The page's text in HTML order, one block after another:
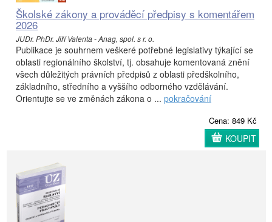
Školské zákony a prováděcí předpisy s komentářem
2026
JUDr. PhDr. Jiří Valenta - Anag, spol. s r. o.
Publikace je souhrnem veškeré potřebné legislativy týkající se
oblasti regionálního školství, tj. obsahuje komentovaná znění
všech důležitých právních předpisů z oblasti předškolního,
základního, středního a vyššího odborného vzdělávání.
Orientujte se ve změnách zákona o ... pokračování
Cena: 849 Kč
KOUPIT